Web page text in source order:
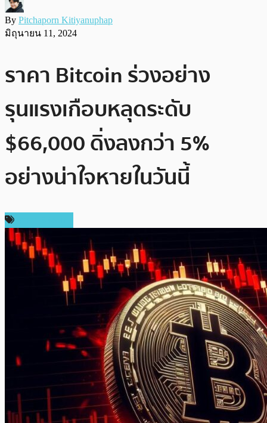
By Pitchaporn Kitiyanuphap
มิถุนายน 11, 2024
ราคา Bitcoin ร่วงอย่าง
รุนแรงเกือบหลุดระดับ
$66,000 ดิ่งลงกว่า 5%
อย่างน่าใจหายในวันนี้